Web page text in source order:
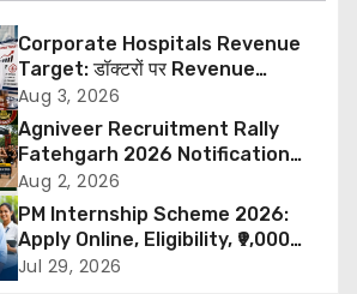
Corporate Hospitals Revenue
Target: डॉक्टरों पर Revenue
Targets थोपने के खिलाफ DMA India
का बड़ा कदम, NHRC से Suo Motu जांच
की मांग
Aug 3, 2026
Agniveer Recruitment Rally
Fatehgarh 2026 Notification
Out – Rajput Regimental Centre
Rally Schedule, Eligibility,
Documents & Selection Process
Aug 2, 2026
PM Internship Scheme 2026:
Apply Online, Eligibility, ₹9,000
Stipend, Benefits, Selection
Jul 29, 2026